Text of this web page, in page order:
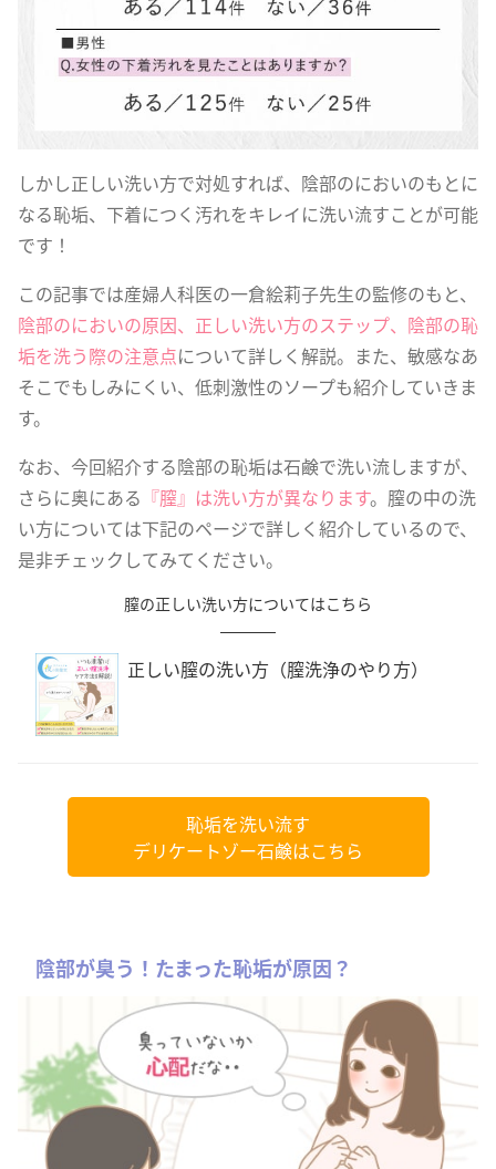
しかし正しい洗い方で対処すれば、陰部のにおいのもとに
なる恥垢、下着につく汚れをキレイに洗い流すことが可能
です！
この記事では産婦人科医の一倉絵莉子先生の監修のもと、
陰部のにおいの原因、正しい洗い方のステップ、陰部の恥
垢を洗う際の注意点について詳しく解説。また、敏感なあ
そこでもしみにくい、低刺激性のソープも紹介していきま
す。
なお、今回紹介する陰部の恥垢は石鹸で洗い流しますが、
さらに奥にある 『膣』は洗い方が異なります。膣の中の洗
い方については下記のページで詳しく紹介しているので、
是非チェックしてみてください。
膣の正しい洗い方についてはこちら
正しい膣の洗い方（膣洗浄のやり方）
恥垢を洗い流す
デリケートゾー石鹸はこちら
陰部が臭う！たまった恥垢が原因？